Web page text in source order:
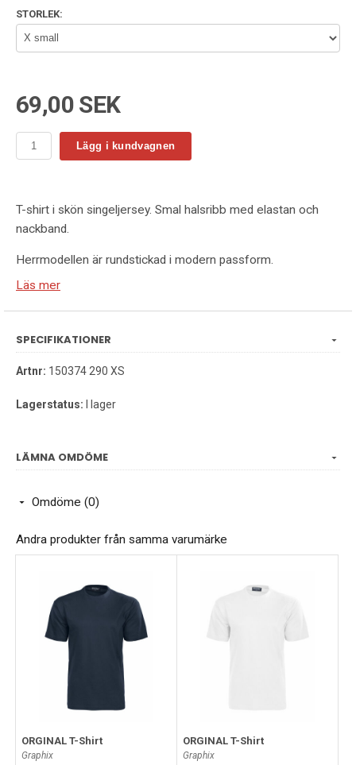
STORLEK:
69,00 SEK
Lägg i kundvagnen
T-shirt i skön singeljersey. Smal halsribb med elastan och
nackband.
Herrmodellen är rundstickad i modern passform.
Dammodellen har en insvängd passform med sidsöm.
Går bra att beställas med tryck vid minst 50st.
Storlek XS-4XL
Finns i 19 olika färger
Material:100% bomull
Kön:Herr
Läs mer
SPECIFIKATIONER
Artnr: 150374 290 XS
Lagerstatus: I lager
LÄMNA OMDÖME
Omdöme (0)
Andra produkter från samma varumärke
ORGINAL T-Shirt
Graphix
ORGINAL T-Shirt
Graphix